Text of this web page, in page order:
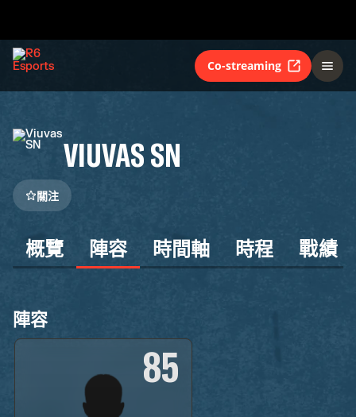
Co-streaming
VIUVAS SN
關注
概覽 陣容 時間軸 時程 戰績
陣容
85